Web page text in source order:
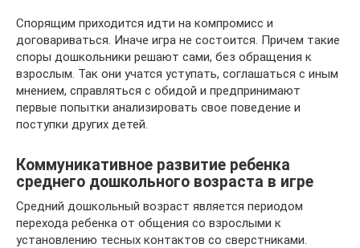
Спорящим приходится идти на компромисс и
договариваться. Иначе игра не состоится. Причем такие
споры дошкольники решают сами, без обращения к
взрослым. Так они учатся уступать, соглашаться с иным
мнением, справляться с обидой и предпринимают
первые попытки анализировать свое поведение и
поступки других детей.
Коммуникативное развитие ребенка
среднего дошкольного возраста в игре
Средний дошкольный возраст является периодом
перехода ребенка от общения со взрослыми к
установлению тесных контактов со сверстниками.